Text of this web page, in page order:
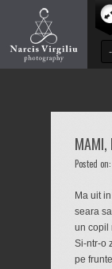
MAMI,
Posted
Ma uit
seara
un copil
Si-ntr-o
pe